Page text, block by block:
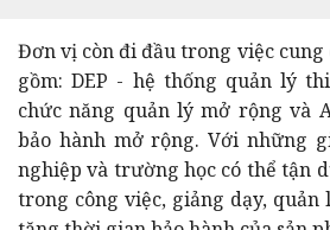
Đơn vị còn đi đầu trong việc cung
gồm: DEP - hệ thống quản lý
chức năng quản lý mở rộng và
bảo hành mở rộng. Với những
nghiệp và trường học có thể tận
trong công việc, giảng dạy,